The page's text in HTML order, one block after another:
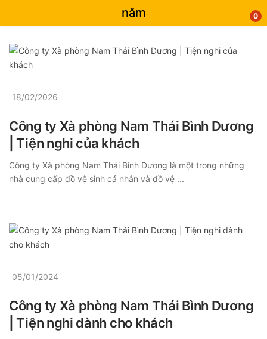
năm 0
18/02/2026
Công ty Xà phòng Nam Thái Bình Dương
| Tiện nghi của khách
Công ty Xà phòng Nam Thái Bình Dương là một trong những
nhà cung cấp đồ vệ sinh cá nhân và đồ vệ ...
05/01/2024
Công ty Xà phòng Nam Thái Bình Dương
| Tiện nghi dành cho khách